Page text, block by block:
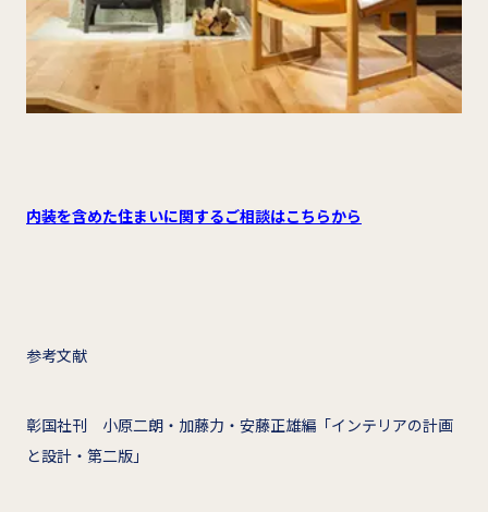
内装を含めた住まいに関するご相談はこちらから
参考文献
彰国社刊 小原二朗・加藤力・安藤正雄編「インテリアの計画
と設計・第二版」